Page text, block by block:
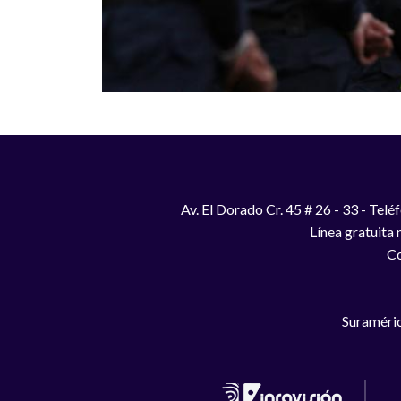
Av. El Dorado Cr. 45 # 26 - 33 -
Línea gratuita